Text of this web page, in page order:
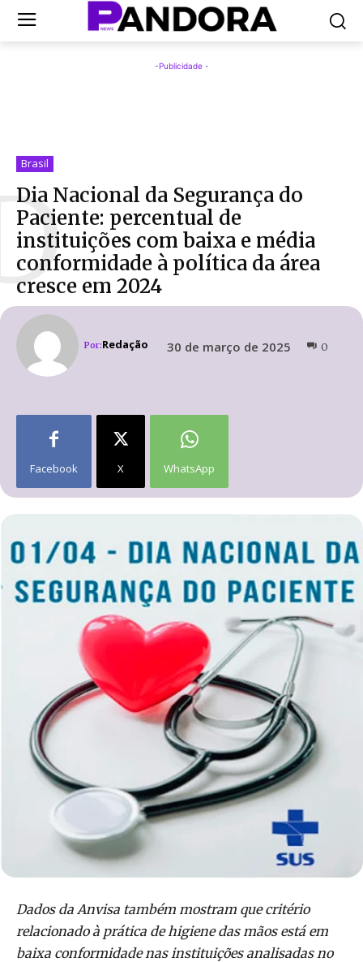
-Publicidade -
Brasil
Dia Nacional da Segurança do
Paciente: percentual de
instituições com baixa e média
conformidade à política da área
cresce em 2024
Por:Redação 30 de março de 2025 0
Facebook X WhatsApp
Dados da Anvisa também mostram que critério
relacionado à prática de higiene das mãos está em
baixa conformidade nas instituições analisadas no